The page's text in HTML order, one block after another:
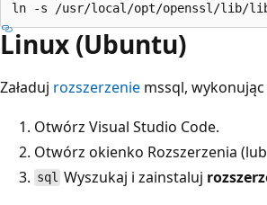
Linux (Ubuntu)
Załaduj rozszerzenie mssql,
Otwórz Visual Studio Code.
Otwórz okienko Rozszerzenia (lub
sql Wyszukaj i zainstaluj